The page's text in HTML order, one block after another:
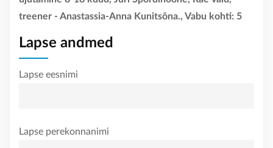
treener - Anastassia-Anna Kunitsõna., Vabu kohti: 5
Lapse andmed
Lapse eesnimi
Lapse perekonnanimi